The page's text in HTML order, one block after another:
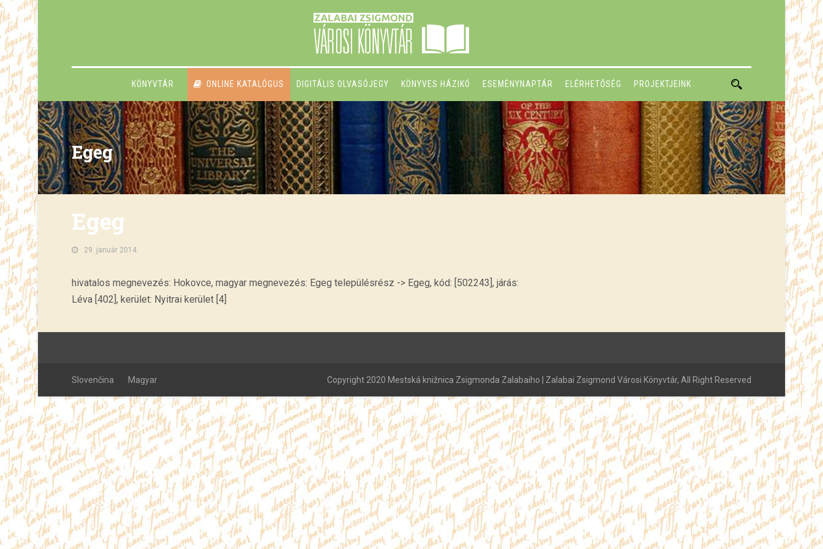
KÖNYVTÁR ONLINE KATALÓGUS DIGITÁLIS OLVASÓJEGY KÖNYVES HÁZIKÓ ESEMÉNYNAPTÁR ELÉRHETŐSÉG PROJEKTJEINK
Egeg
Egeg
29. január 2014.
hivatalos megnevezés: Hokovce, magyar megnevezés: Egeg településrész -> Egeg, kód: [502243], járás:
Léva [402], kerület: Nyitrai kerület [4]
Slovenčina Magyar Copyright 2020 Mestská knižnica Zsigmonda Zalabaiho | Zalabai Zsigmond Városi Könyvtár, All Right Reserved